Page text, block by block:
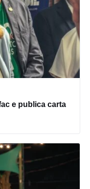
e publica carta